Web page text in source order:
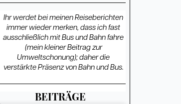
Ihr werdet bei meinen Reiseberichten
immer wieder merken, dass ich fast
ausschließlich mit Bus und Bahn fahre
(mein kleiner Beitrag zur
Umweltschonung); daher die
verstärkte Präsenz von Bahn und Bus.
BEITRÄGE